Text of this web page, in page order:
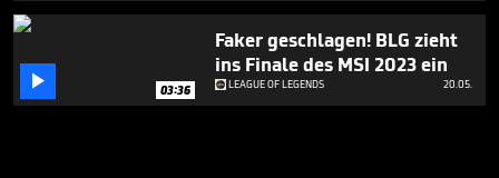
 03:36
Faker geschlagen! BLG zieht
ins Finale des MSI 2023 ein
LEAGUE OF LEGENDS 20.05.